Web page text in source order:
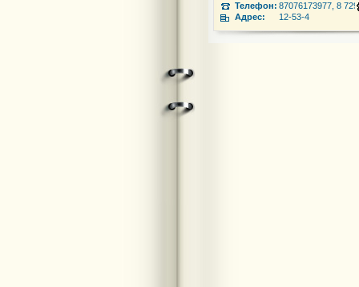
Телефон: 87076173977, 8
Адрес:
12-53-4